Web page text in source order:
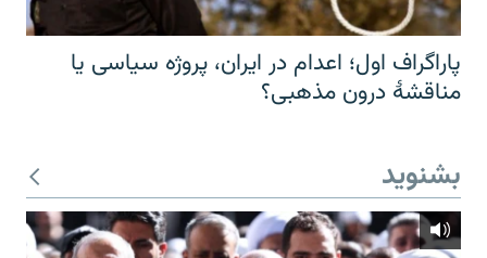
پاراگراف اول؛ اعدام در ایران، پروژه سیاسی یا
مناقشهٔ درون مذهبی؟
بشنوید